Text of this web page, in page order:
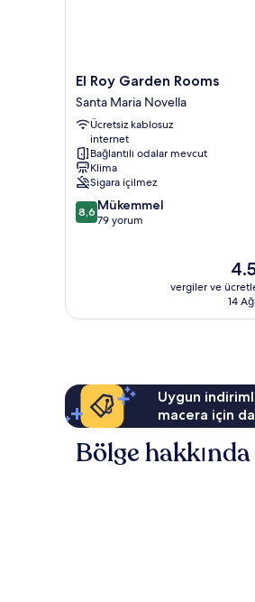
El
Roy
Garden
Rooms
Santa
Maria
Novella
El Roy Garden Rooms
Santa Maria Novella
Ücretsiz kablosuz
internet
Bağlantılı odalar mevcut
Klima
Sigara içilmez
10
üzerinden
8,6 Mükemmel
79 yorum
vergiler ve
14
Uygun
macera için
Bölge hakkında